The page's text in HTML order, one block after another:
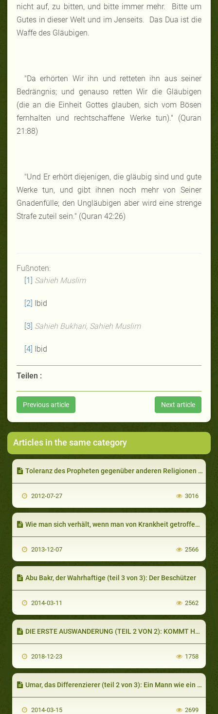
nicht auf, zu bitten, und bitte immer mehr. Bitte um
Gutes in dieser Welt und im Jenseits. Das Dua ist die
Waffe des Gläubigen.
"Da erhörten Wir ihn und retteten ihn aus seiner
Bedrängnis; und genauso retten Wir die Gläubigen
(die an die Einheit Gottes glauben, sich vom Bösen
fernhalten und rechtschaffene Werke tun)." (Quran
21:88)
"Und Er erhört diejenigen, die gläubig sind und gute
Werke tun, und gibt ihnen noch mehr von Seiner
Gnadenfülle; den Ungläubigen aber wird eine strenge
Strafe zuteil sein." (Quran 42:26)
Fußnoten:
[1] Sahieh Muslim
[2] Ibid
[3] Sahieh Bukhari, Sahieh Muslim
[4] Ibid
Teilen :
Previous article Next article
Articles in the same category
Toleranz des Propheten gegenüber anderen Religionen - Teil 1
2012-07-27 3016
Wie man sich verhält, wenn man von Krankheit getroffen wird (teil 2 von 2): Gottes Gnade kennt keine Grenzen
2013-12-07 2566
Abu Bakr, der Wahrhaftige (teil 3 von 3): Der Beschützer
2014-03-11 2562
DIE ERSTE AUSWANDERUNG (TEIL 2 VON 2): KOMMT HERBEI ZU EINEM GLEICHEN WORT ZWISCHEN UNS UND EUCH
2018-12-23 1758
Umar, das Differenzierer (teil 2 von 3): Ein Mann wie ein Volk
2014-03-15 2699